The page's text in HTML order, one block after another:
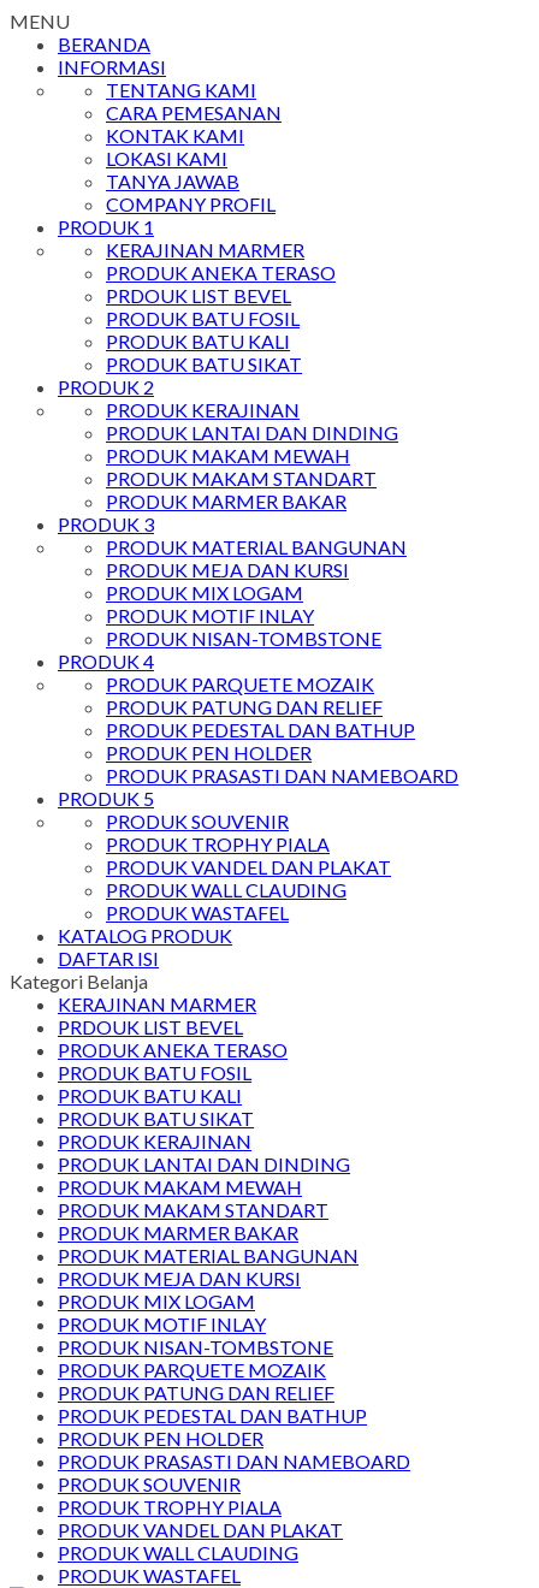
MENU
BERANDA
INFORMASI
TENTANG KAMI
CARA PEMESANAN
KONTAK KAMI
LOKASI KAMI
TANYA JAWAB
COMPANY PROFIL
PRODUK 1
KERAJINAN MARMER
PRODUK ANEKA TERASO
PRDOUK LIST BEVEL
PRODUK BATU FOSIL
PRODUK BATU KALI
PRODUK BATU SIKAT
PRODUK 2
PRODUK KERAJINAN
PRODUK LANTAI DAN DINDING
PRODUK MAKAM MEWAH
PRODUK MAKAM STANDART
PRODUK MARMER BAKAR
PRODUK 3
PRODUK MATERIAL BANGUNAN
PRODUK MEJA DAN KURSI
PRODUK MIX LOGAM
PRODUK MOTIF INLAY
PRODUK NISAN-TOMBSTONE
PRODUK 4
PRODUK PARQUETE MOZAIK
PRODUK PATUNG DAN RELIEF
PRODUK PEDESTAL DAN BATHUP
PRODUK PEN HOLDER
PRODUK PRASASTI DAN NAMEBOARD
PRODUK 5
PRODUK SOUVENIR
PRODUK TROPHY PIALA
PRODUK VANDEL DAN PLAKAT
PRODUK WALL CLAUDING
PRODUK WASTAFEL
KATALOG PRODUK
DAFTAR ISI
Kategori Belanja
KERAJINAN MARMER
PRDOUK LIST BEVEL
PRODUK ANEKA TERASO
PRODUK BATU FOSIL
PRODUK BATU KALI
PRODUK BATU SIKAT
PRODUK KERAJINAN
PRODUK LANTAI DAN DINDING
PRODUK MAKAM MEWAH
PRODUK MAKAM STANDART
PRODUK MARMER BAKAR
PRODUK MATERIAL BANGUNAN
PRODUK MEJA DAN KURSI
PRODUK MIX LOGAM
PRODUK MOTIF INLAY
PRODUK NISAN-TOMBSTONE
PRODUK PARQUETE MOZAIK
PRODUK PATUNG DAN RELIEF
PRODUK PEDESTAL DAN BATHUP
PRODUK PEN HOLDER
PRODUK PRASASTI DAN NAMEBOARD
PRODUK SOUVENIR
PRODUK TROPHY PIALA
PRODUK VANDEL DAN PLAKAT
PRODUK WALL CLAUDING
PRODUK WASTAFEL